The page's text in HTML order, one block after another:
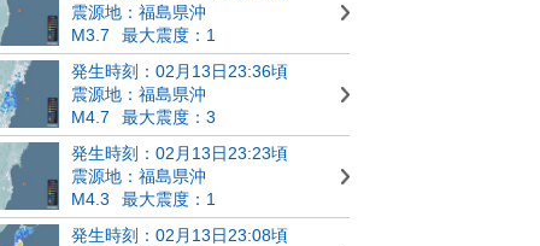
震源地：福島県沖
M3.7
最大震度：1
発生時刻：02月13日23:36頃
震源地：福島県沖
M4.7
最大震度：3
発生時刻：02月13日23:23頃
震源地：福島県沖
M4.3
最大震度：1
発生時刻：02月13日23:08頃